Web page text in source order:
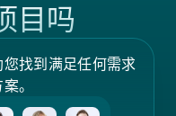
目吗
找到满足任何需求
。